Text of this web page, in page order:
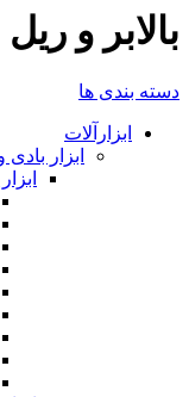
بالابر و
دسته بندی ها
ابزارآلات
ابزار بادی